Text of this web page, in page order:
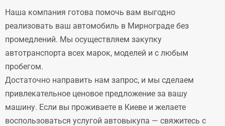
Наша компания готова помочь вам выгодно
реализовать ваш автомобиль в Мирнограде без
промедлений. Мы осуществляем закупку
автотранспорта всех марок, моделей и с любым
пробегом.
Достаточно направить нам запрос, и мы сделаем
привлекательное ценовое предложение за вашу
машину. Если вы проживаете в Киеве и желаете
воспользоваться услугой автовыкупа — свяжитесь с